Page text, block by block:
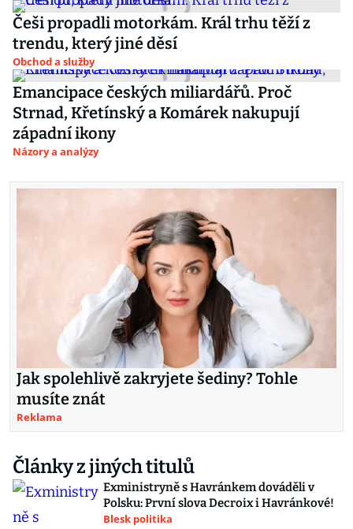
Češi propadli motorkám. Král trhu těží z
trendu, který jiné děsí
Obchod a služby
Emancipace českých miliardářů. Proč
Strnad, Křetínský a Komárek nakupují
západní ikony
Názory a analýzy
Jak spolehlivě zakryjete šediny? Tohle
musíte znát
Reklama
Články z jiných titulů
Exministryně s Havránkem dováděli v
Polsku: První slova Decroix i Havránkové!
Blesk politika